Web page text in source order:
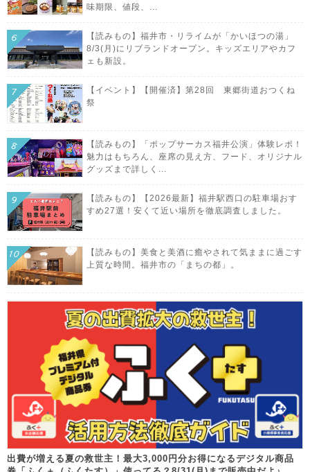
味期限、値段、...
【読みもの】福井市・リライムが「かいほつの湯」
8/3(月)にリブランドオープン。キッズエリアやカフ
ェも新設。
【イベント】【開催済】第28回 東郷街道おつくね
祭
【読みもの】「ポップサーカス福井公演」体験レポ！
魅力はもちろん、座席の見え方、フード、オリジナル
グッズまで詳しく...
【読みもの】【2026最新】福井駅西口の駐車場おす
すめ27選！安くて近い場所を徹底調査しました。
【読みもの】美食と美酒に癒やされて気ままに過ごす
上質な時間。福井市の「まちの都」。
出費が増える夏の救世主！最大3,000円分お得になるデジタル商品